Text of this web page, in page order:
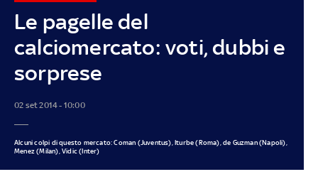
Le pagelle del
calciomercato: voti, dubbi e
sorprese
02 set 2014 - 10:00
Alcuni colpi di questo mercato: Coman (Juventus), Iturbe (Roma), de Guzman (Napoli),
Menez (Milan), Vidic (Inter)